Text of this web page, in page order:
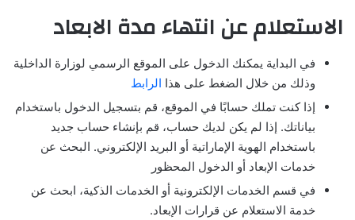
الاستعلام عن انتهاء مدة الابعاد
في البداية يمكنك الدخول على الموقع الرسمي لوزارة الداخلية
وذلك من خلال الضغط على هذا الرابط
إذا كنت تملك حسابًا في الموقع، قم بتسجيل الدخول باستخدام
بياناتك. إذا لم يكن لديك حساب، قم بإنشاء حساب جديد
باستخدام الهوية الإماراتية أو البريد الإلكتروني. البحث عن
خدمات الإبعاد أو الدخول المحظور
في قسم الخدمات الإلكترونية أو الخدمات الذكية، ابحث عن
خدمة الاستعلام عن قرارات الإبعاد.